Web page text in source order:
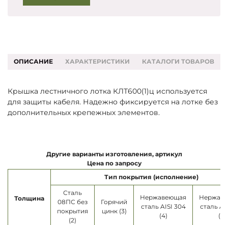
ОПИСАНИЕ ХАРАКТЕРИСТИКИ КАТАЛОГИ ТОВАРОВ
Крышка лестничного лотка КЛТ600(1)ц используется
для защиты кабеля. Надежно фиксируется на лотке без
дополнительных крепежных элементов.
Другие варианты изготовления, артикул
Цена по запросу
Толщина
Тип покрытия (исполнение)
Сталь
08ПС без
покрытия
(2)
Горячий
цинк (3)
Нержавеющая
сталь AISI 304
(4)
сталь
(5)